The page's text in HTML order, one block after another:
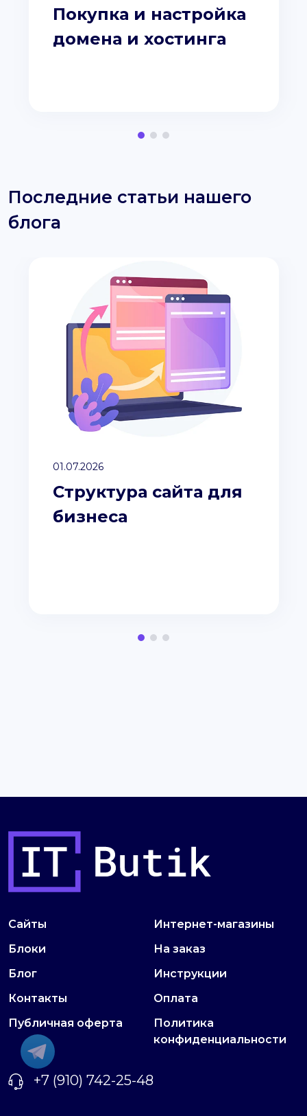
Покупка и настройка
домена и хостинга
Последние статьи нашего
блога
01.07.2026
Структура сайта для
бизнеса
Сайты
Интернет-магазины
Блоки
На заказ
Блог
Инструкции
Контакты
Оплата
Публичная оферта
Политика
конфиденциальности
+7 (910) 742-25-48